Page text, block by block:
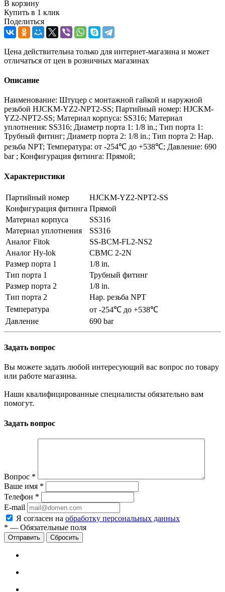
В корзину
Купить в 1 клик
Поделиться
Цена действительна только для интернет-магазина и может
отличаться от цен в розничных магазинах
Описание
Наименование: Штуцер с монтажной гайкой и наружной
резьбой HJCKM-YZ2-NPT2-SS; Партийный номер: HJCKM-
YZ2-NPT2-SS; Материал корпуса: SS316; Материал
уплотнения: SS316; Диаметр порта 1: 1/8 in.; Тип порта 1:
Трубный фитинг; Диаметр порта 2: 1/8 in.; Тип порта 2: Нар.
резьба NPT; Температура: от -254℃ до +538℃; Давление: 690
bar ; Конфигурация фитинга: Прямой;
Характеристики
Партийный номер
HJCKM-YZ2-NPT2-SS
Конфигурация фитинга Прямой
Материал корпуса
SS316
Материал уплотнения
SS316
Аналог Fitok
SS-BCM-FL2-NS2
Аналог Hy-lok
CBMC 2-2N
Размер порта 1
1/8 in.
Тип порта 1
Трубный фитинг
Размер порта 2
1/8 in.
Тип порта 2
Нар. резьба NPT
Температура
от -254℃ до +538℃
Давление
690 bar
Задать вопрос
Вы можете задать любой интересующий вас вопрос по товару
или работе магазина.
Наши квалифицированные специалисты обязательно вам
помогут.
Задать вопрос
Вопрос *
Ваше имя *
Телефон *
E-mail
Я согласен на обработку персональных данных
* — Обязательные поля
Сбросить